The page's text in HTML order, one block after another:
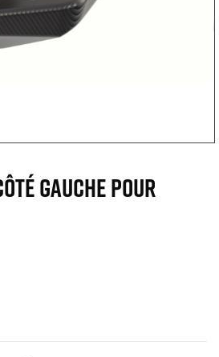
gauche pour